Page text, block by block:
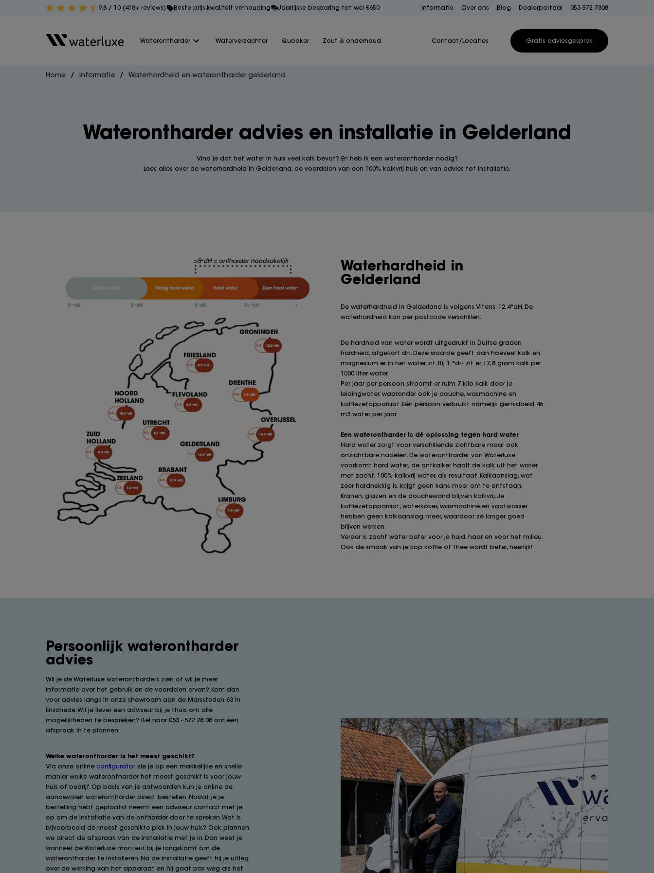
9.8 / 10 (418+ reviews) Beste prijs-kwaliteit verhouding Jaarlijkse besparing tot wel €650 Informatie Over ons Blog Dealerportaal 053 572 7808
Waterontharder Waterverzachter Quooker Zout & onderhoud Contact/Locaties Gratis adviesgesprek
Home Informatie Waterhardheid en waterontharder gelderland
Waterontharder advies en installatie in Gelderland
Vind je dat het water in huis veel kalk bevat? En heb ik een waterontharder nodig?
Lees alles over de waterhardheid in Gelderland, de voordelen van een 100% kalkvrij huis en van advies tot installatie.
Waterhardheid in
Gelderland
De waterhardheid in Gelderland is volgens Vitens: 12,4°dH. De
waterhardheid kan per postcode verschillen.
De hardheid van water wordt uitgedrukt in Duitse graden
hardheid, afgekort dH. Deze waarde geeft aan hoeveel kalk en
magnesium er in het water zit. Bij 1 °dH zit er 17,8 gram kalk per
1000 liter water.
Per jaar per persoon stroomt er ruim 7 kilo kalk door je
leidingwater, waaronder ook je douche, wasmachine en
koffiezetapparaat. Eén persoon verbruikt namelijk gemiddeld 46
m3 water per jaar.
Een waterontharder is dé oplossing tegen hard water
Hard water zorgt voor verschillende zichtbare maar ook
onzichtbare nadelen. De waterontharder van Waterluxe
voorkomt hard water; de ontkalker haalt de kalk uit het water
met zacht, 100% kalkvrij water, als resultaat. Kalkaanslag, wat
zeer hardnekkig is, krijgt geen kans meer om te ontstaan.
Kranen, glazen en de douchewand blijven kalkvrij. Je
koffiezetapparaat, waterkoker, wasmachine en vaatwasser
hebben geen kalkaanslag meer, waardoor ze langer goed
blijven werken.
Verder is zacht water beter voor je huid, haar en voor het milieu.
Ook de smaak van je kop koffie of thee wordt beter, heerlijk!
Persoonlijk waterontharder
advies
Wil je de Waterluxe waterontharders zien of wil je meer
informatie over het gebruik en de voordelen ervan? Kom dan
voor advies langs in onze showroom aan de Marssteden 63 in
Enschede. Wil je liever een adviseur bij je thuis om alle
mogelijkheden te bespreken? Bel naar 053 - 572 78 08 om een
afspraak in te plannen.
Welke waterontharder is het meest geschikt?
Via onze onlineconfigurator zie je op een makkelijke en snelle
manier welke waterontharder het meest geschikt is voor jouw
huis of bedrijf. Op basis van je antwoorden kun je online de
aanbevolen waterontharder direct bestellen. Nadat je je
bestelling hebt geplaatst neemt een adviseur contact met je
op om de installatie van de ontharder door te spreken. Wat is
bijvoorbeeld de meest geschikte plek in jouw huis? Ook plannen
we direct de afspraak van de installatie met je in. Dan weet je
wanneer de Waterluxe monteur bij je langskomt om de
waterontharder te installeren. Na de installatie geeft hij je uitleg
over de werking van het apparaat en hij gaat pas weg als het